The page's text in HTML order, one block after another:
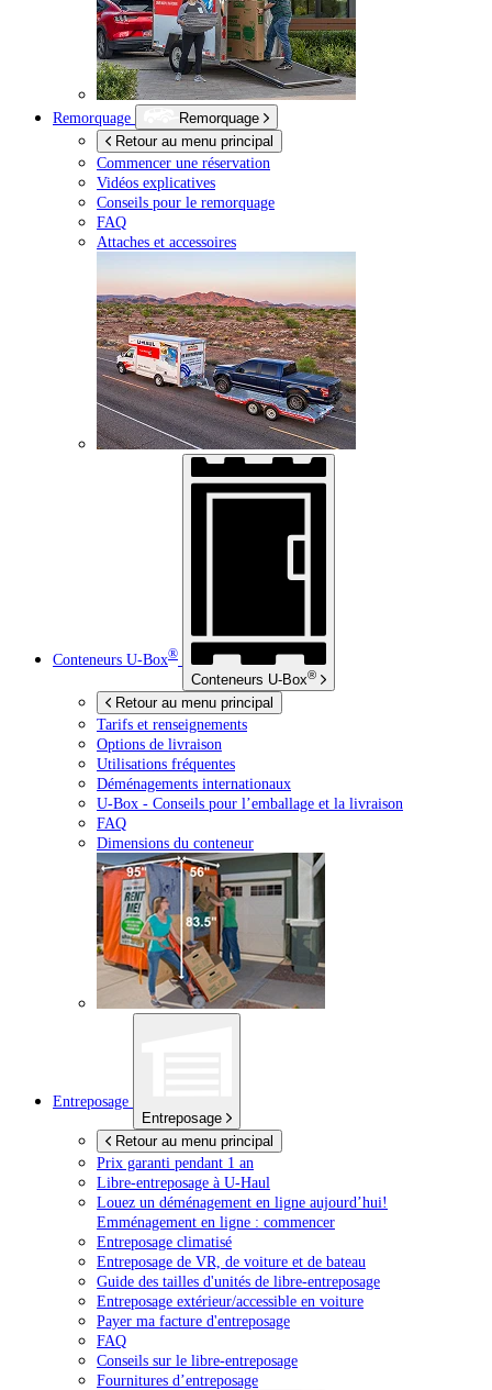
Remorquage
Remorquage
Retour au menu principal
Commencer une réservation
Vidéos explicatives
Conseils pour le remorquage
FAQ
Attaches et accessoires
Conteneurs U-Box®
Conteneurs U-Box®
Retour au menu principal
Tarifs et renseignements
Options de livraison
Utilisations fréquentes
Déménagements internationaux
U-Box - Conseils pour l’emballage et la livraison
FAQ
Dimensions du conteneur
Entreposage
Entreposage
Retour au menu principal
Prix garanti pendant 1 an
Libre-entreposage à U-Haul
Louez un déménagement en ligne aujourd’hui!
Emménagement en ligne : commencer
Entreposage climatisé
Entreposage de VR, de voiture et de bateau
Guide des tailles d'unités de libre-entreposage
Entreposage extérieur/accessible en voiture
Payer ma facture d'entreposage
FAQ
Conseils sur le libre-entreposage
Fournitures d’entreposage